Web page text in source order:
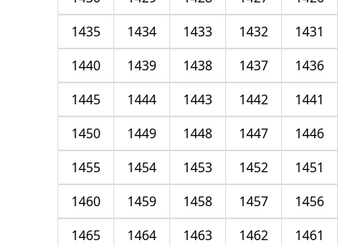
1431
1432
1433
1434
1435
1436
1437
1438
1439
1440
1441
1442
1443
1444
1445
1446
1447
1448
1449
1450
1451
1452
1453
1454
1455
1456
1457
1458
1459
1460
1461
1462
1463
1464
1465